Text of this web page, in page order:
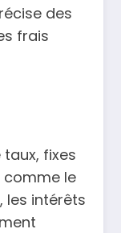
des
frais
fixes
comme le
les intérêts